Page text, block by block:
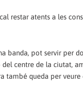
restar atents a les
pot servir per
centre de la ciutat,
també queda per